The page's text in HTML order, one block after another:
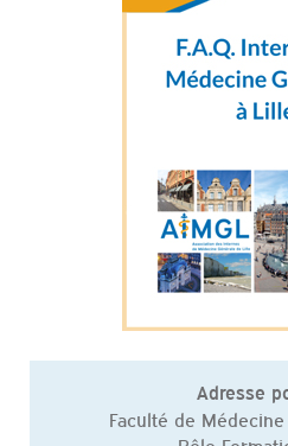
Adresse
Faculté de